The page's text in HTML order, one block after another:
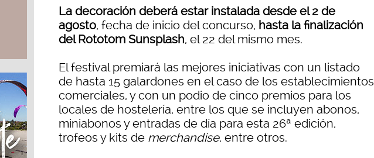
La decoración deberá estar instalada desde el 2 de
agosto, fecha de inicio del concurso, hasta la finalización
del Rototom Sunsplash, el 22 del mismo mes.
El festival premiará las mejores iniciativas con un listado
de hasta 15 galardones en el caso de los establecimientos
comerciales, y con un podio de cinco premios para los
locales de hostelería, entre los que se incluyen abonos,
miniabonos y entradas de día para esta 26ª edición,
trofeos y kits de merchandise, entre otros.